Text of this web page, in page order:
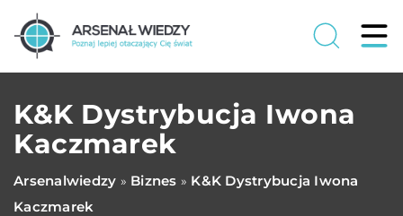
K&K Dystrybucja Iwona
Kaczmarek
Arsenalwiedzy » Biznes » K&K Dystrybucja Iwona
Kaczmarek